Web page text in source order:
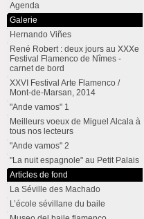
Agenda
Galerie
Hernando Viñes
René Robert : deux jours au XXXe
Festival Flamenco de Nîmes -
carnet de bord
XXVI Festival Arte Flamenco /
Mont-de-Marsan, 2014
"Ande vamos" 1
Meilleurs voeux de Miguel Alcala à
tous nos lecteurs
"Ande vamos" 2
"La nuit espagnole" au Petit Palais
Articles de fond
La Séville des Machado
L’école sévillane du baile